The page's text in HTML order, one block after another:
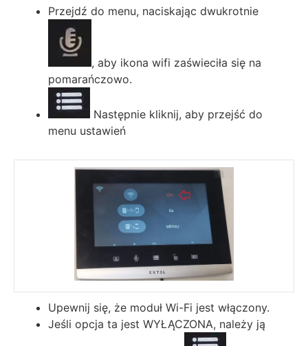
Przejdź do menu, naciskając dwukrotnie
, aby ikona wifi zaświeciła się na
pomarańczowo.
Następnie kliknij, aby przejść do
menu ustawień
Upewnij się, że moduł Wi-Fi jest włączony.
Jeśli opcja ta jest WYŁĄCZONA, należy ją